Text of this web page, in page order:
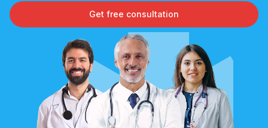
Get free consultation